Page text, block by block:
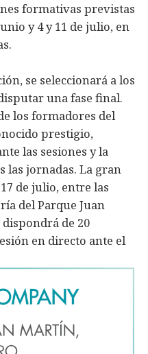
formativas previstas
y 4 y 11 de julio, en
se seleccionará a los
una fase final.
los formadores del
prestigio,
las sesiones y la
las jornadas. La gran
de julio, entre las
del Parque Juan
de 20
en directo ante el